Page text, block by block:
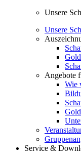
Unsere
Unsere
Angebote
Wie
Service &